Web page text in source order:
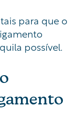
para que o
possível.